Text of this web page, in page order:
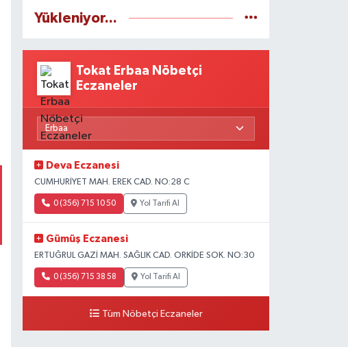
Yükleniyor...
Tokat Erbaa Nöbetçi
Eczaneler
Deva Eczanesi
CUMHURİYET MAH. EREK CAD. NO:28 C
0 (356) 715 10 50 Yol Tarifi Al
Gümüş Eczanesi
ERTUĞRUL GAZİ MAH. SAĞLIK CAD. ORKİDE SOK. NO:30
0 (356) 715 38 58 Yol Tarifi Al
Tüm Nöbetçi Eczaneler